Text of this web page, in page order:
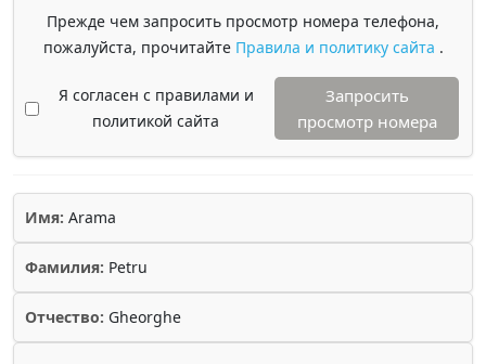
Прежде чем запросить просмотр номера телефона,
пожалуйста, прочитайте Правила и политику сайта .
Я согласен с правилами и
политикой сайта
Запросить
просмотр номера
Имя: Arama
Фамилия: Petru
Отчество: Gheorghe